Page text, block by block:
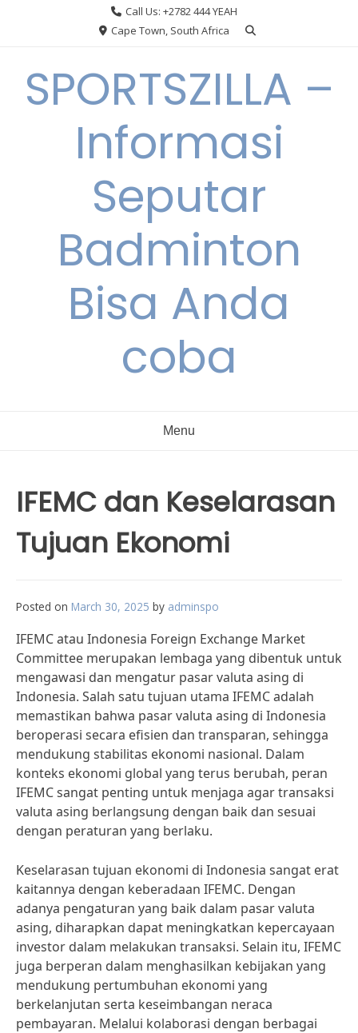
Call Us: +2782 444 YEAH
Cape Town, South Africa
SPORTSZILLA –
Informasi
Seputar
Badminton
Bisa Anda
coba
Menu
IFEMC dan Keselarasan
Tujuan Ekonomi
Posted on March 30, 2025 by adminspo
IFEMC atau Indonesia Foreign Exchange Market
Committee merupakan lembaga yang dibentuk untuk
mengawasi dan mengatur pasar valuta asing di
Indonesia. Salah satu tujuan utama IFEMC adalah
memastikan bahwa pasar valuta asing di Indonesia
beroperasi secara efisien dan transparan, sehingga
mendukung stabilitas ekonomi nasional. Dalam
konteks ekonomi global yang terus berubah, peran
IFEMC sangat penting untuk menjaga agar transaksi
valuta asing berlangsung dengan baik dan sesuai
dengan peraturan yang berlaku.
Keselarasan tujuan ekonomi di Indonesia sangat erat
kaitannya dengan keberadaan IFEMC. Dengan
adanya pengaturan yang baik dalam pasar valuta
asing, diharapkan dapat meningkatkan kepercayaan
investor dalam melakukan transaksi. Selain itu, IFEMC
juga berperan dalam menghasilkan kebijakan yang
mendukung pertumbuhan ekonomi yang
berkelanjutan serta keseimbangan neraca
pembayaran. Melalui kolaborasi dengan berbagai